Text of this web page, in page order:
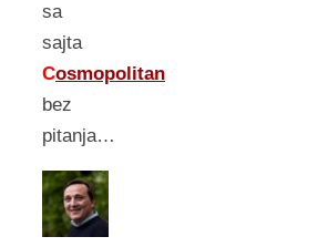
sa
sajta
Cosmopolitan
bez
pitanja…